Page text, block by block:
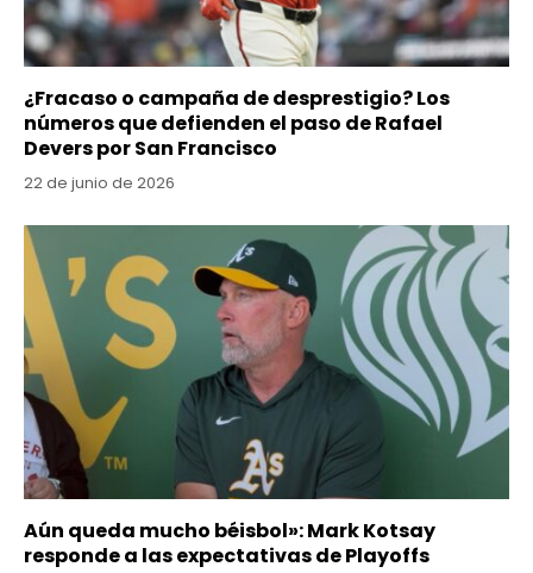
¿Fracaso o campaña de desprestigio? Los
números que defienden el paso de Rafael
Devers por San Francisco
22 de junio de 2026
Aún queda mucho béisbol»: Mark Kotsay
responde a las expectativas de Playoffs